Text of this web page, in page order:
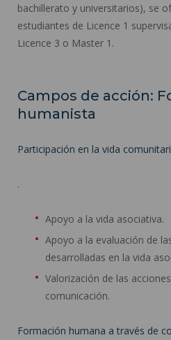
bachillerato y universitarios), se
estudiantes de Licence 1
Licence 3 o Master 1.
Campos de acción:
humanista
Participación en la vida
.
Apoyo a la vida asociativa.
Apoyo a la evaluación de
desarrolladas en la vida
Valorización de las
comunicación.
Formación humana a través de